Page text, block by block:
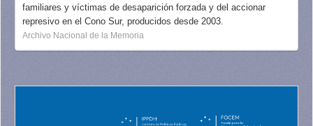
familiares y víctimas de desaparición forzada y del accionar
represivo en el Cono Sur, producidos desde 2003.
Archivo Nacional de la Memoria